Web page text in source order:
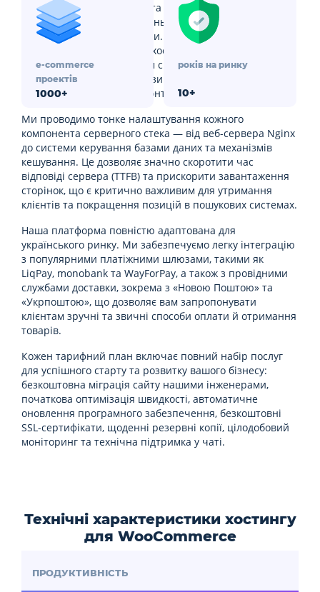
Стабільна та швидка робота інтернет-магазину на
WooCommerce безпосередньо залежить від якості
хостингової інфраструктури. На відміну від
стандартних рішень, наш хостинг для WooCommerce
розроблено з урахуванням специфіки цієї CMS:
інтенсивних запитів до бази даних, великої кількості
плагінів та динамічного контенту.
Ми проводимо тонке налаштування кожного
компонента серверного стека — від веб-сервера Nginx
до системи керування базами даних та механізмів
кешування. Це дозволяє значно скоротити час
відповіді сервера (TTFB) та прискорити завантаження
сторінок, що є критично важливим для утримання
клієнтів та покращення позицій в пошукових системах.
Наша платформа повністю адаптована для
українського ринку. Ми забезпечуємо легку інтеграцію
з популярними платіжними шлюзами, такими як
LiqPay, monobank та WayForPay, а також з провідними
службами доставки, зокрема з «Новою Поштою» та
«Укрпоштою», що дозволяє вам запропонувати
клієнтам зручні та звичні способи оплати й отримання
товарів.
Кожен тарифний план включає повний набір послуг
для успішного старту та розвитку вашого бізнесу:
безкоштовна міграція сайту нашими інженерами,
початкова оптимізація швидкості, автоматичне
оновлення програмного забезпечення, безкоштовні
SSL-сертифікати, щоденні резервні копії, цілодобовий
моніторинг та технічна підтримка у чаті.
e-commerce
проектів
1000+
років на ринку
10+
Технічні характеристики хостингу
для WooCommerce
ПРОДУКТИВНІСТЬ